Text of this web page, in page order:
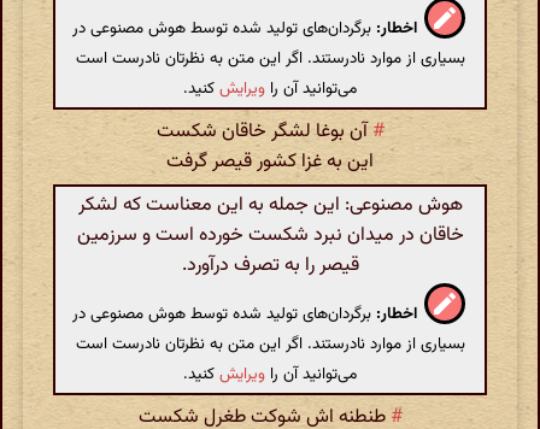
اخطار: برگردان‌های تولید شده توسط هوش مصنوعی در
بسیاری از موارد نادرستند. اگر این متن به نظرتان نادرست است
می‌توانید آن را ویرایشکنید.
#آن بوغا لشگر خاقان شکست
این به غزا کشور قیصر گرفت
هوش مصنوعی: این جمله به این معناست که لشکر
خاقان در میدان نبرد شکست خورده است و سرزمین
قیصر را به تصرف درآورد.
اخطار: برگردان‌های تولید شده توسط هوش مصنوعی در
بسیاری از موارد نادرستند. اگر این متن به نظرتان نادرست است
می‌توانید آن را ویرایشکنید.
# طنطنه اش شوکت طغرل شکست